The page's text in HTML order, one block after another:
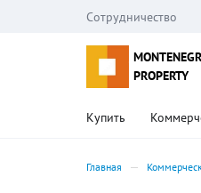
Сотрудничество
PROPERTY
Купить
Главная